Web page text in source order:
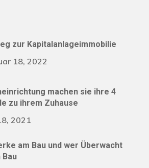
zur Kapitalanlageimmobilie
18, 2022
machen sie ihre 4
zu ihrem Zuhause
2021
am Bau und wer Überwacht
Bau